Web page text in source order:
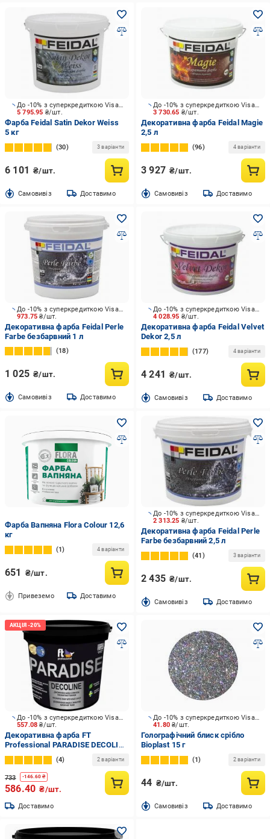
5 795.95 ₴/шт.
До -10% з суперкредиткою Visa Вигода
Фарба Feidal Satin Dekor Weiss
5 кг
30 3 варіанти
6 101 ₴/шт.
Cамовивіз Доставимо
3 730.65 ₴/шт.
До -10% з суперкредиткою Visa Вигода
Декоративна фарба Feidal Magie
2,5 л
96 4 варіанти
3 927 ₴/шт.
Cамовивіз Доставимо
973.75₴/шт.
До -10% з суперкредиткою Visa Вигода
Декоративна фарба Feidal Perle
Farbe безбарвний 1 л
18
1 025 ₴/шт.
Cамовивіз Доставимо
4 028.95 ₴/шт.
До -10% з суперкредиткою Visa Вигода
Декоративна фарба Feidal Velvet
Dekor 2,5 л
177 4 варіанти
4 241 ₴/шт.
Cамовивіз Доставимо
Фарба Вапняна Flora Colour 12,6
кг
1 4 варіанти
651 ₴/шт.
Привеземо Доставимо
2 313.25 ₴/шт.
До -10% з суперкредиткою Visa Вигода
Декоративна фарба Feidal Perle
Farbe безбарвний 2,5 л
41 3 варіанти
2 435 ₴/шт.
Cамовивіз Доставимо
557.08₴/шт.
До -10% з суперкредиткою Visa Вигода
Декоративна фарба FT
Professional PARADISE DECOLINE
Вase A перламутровий 1 л
1,15 кг
4 2 варіанти
733 -146.60 ₴
586.40 ₴/шт.
Доставимо
41.80₴/шт.
До -10% з суперкредиткою Visa Вигода
Голографічний блиск срібло
Bioplast 15 г
1 2 варіанти
44 ₴/шт.
Cамовивіз Доставимо